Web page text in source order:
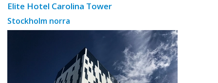
Elite Hotel Carolina Tower
Stockholm norra